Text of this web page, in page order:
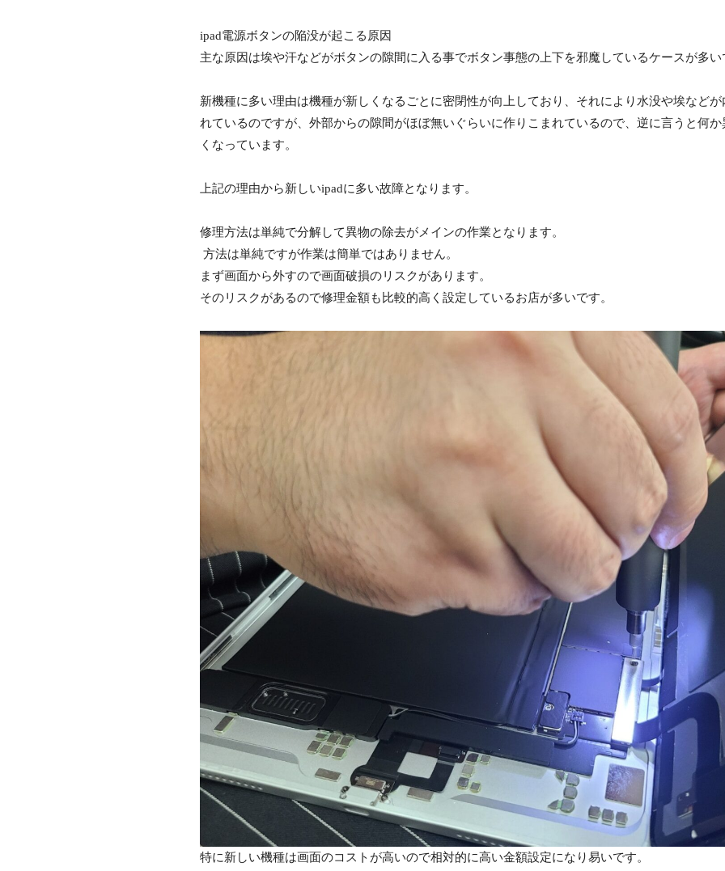
ipad電源ボタンの陥没が起こる原因
主な原因は埃や汗などがボタンの隙間に入る事でボタン事態の上下を邪魔しているケースが多い
新機種に多い理由は機種が新しくなるごとに密閉性が向上しており、それにより水没や埃など
れているのですが、外部からの隙間がほぼ無いぐらいに作りこまれているので、逆に言うと何
くなっています。
上記の理由から新しいipadに多い故障となります。
修理方法は単純で分解して異物の除去がメインの作業となります。
方法は単純ですが作業は簡単ではありません。
まず画面から外すので画面破損のリスクがあります。
そのリスクがあるので修理金額も比較的高く設定しているお店が多いです。
特に新しい機種は画面のコストが高いので相対的に高い金額設定になり易いです。